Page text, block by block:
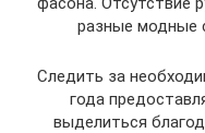
разные модные
Следить за
года
выделиться